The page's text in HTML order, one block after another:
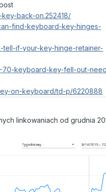
back-on.252418/
find-keyboard-key-hinges-
tell-if-your-key-hinge-retainer-
70-keyboard-key-fell-out-
on-keyboard/td-p/6220888
linkowaniach od grudnia